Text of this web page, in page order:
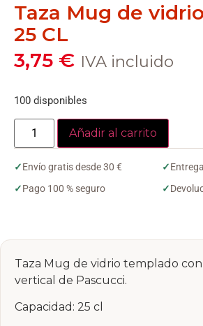
Taza Mug de
25 CL
3,75 € IVA incluido
100 disponibles
Añadir al carrito
✓Envío gratis desde 30 € ✓
✓Pago 100 % seguro ✓
Taza Mug de vidrio templado
vertical de Pascucci.
Capacidad: 25 cl